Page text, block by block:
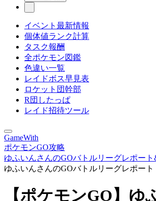
イベント最新情報
個体値ランク計算
タスク報酬
全ポケモン図鑑
色違い一覧
レイドボス早見表
ロケット団幹部
R団したっぱ
レイド招待ツール
GameWith
ポケモンGO攻略
ゆふいんさんのGOバトルリーグレポー
ゆふいんさんのGOバトルリーグレポート
【ポケモンGO】ゆ